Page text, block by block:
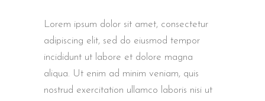
Lorem ipsum dolor sit amet, consectetur
adipiscing elit, sed do eiusmod tempor
incididunt ut labore et dolore magna
aliqua. Ut enim ad minim veniam, quis
nostrud exercitation ullamco laboris nisi ut